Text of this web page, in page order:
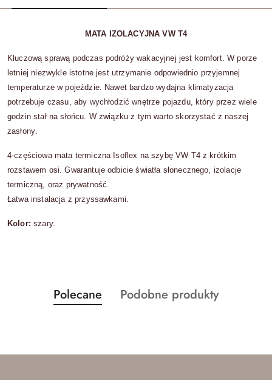
MATA IZOLACYJNA VW T4
Kluczową sprawą podczas podróży wakacyjnej jest komfort. W porze
letniej niezwykle istotne jest utrzymanie odpowiednio przyjemnej
temperaturze w pojeździe. Nawet bardzo wydajna klimatyzacja
potrzebuje czasu, aby wychłodzić wnętrze pojazdu, który przez wiele
godzin stał na słońcu. W związku z tym warto skorzystać z naszej
zasłony.
4-częściowa mata termiczna Isoflex na szybę VW T4 z krótkim
rozstawem osi. Gwarantuje odbicie światła słonecznego, izolacje
termiczną, oraz prywatność.
Łatwa instalacja z przyssawkami.
Kolor: szary.
Pomiń karuzelę produktów
Produkty
o
Polecane
Produkty
Podobne produkty